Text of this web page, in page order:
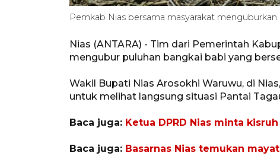
Pemkab Nias bersama masyarakat
Nias (ANTARA) - Tim dari Pemerintah
mengubur puluhan bangkai babi yang
Wakil Bupati Nias Arosokhi Waruwu, di
untuk melihat langsung situasi Pantai
Baca juga: Ketua DPRD Nias minta
Baca juga: Basarnas Nias temukan